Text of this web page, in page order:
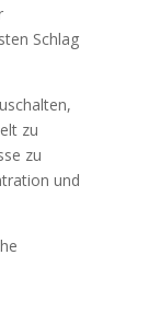
Schlag
zu
zu
und